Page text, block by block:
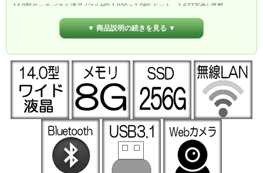
14.0型タッチパネル液晶 (フルHD 1,920 × 1,080 ドット、1,677万色) 搭載。
■ ワイヤレスLAN & LTE通信 ■
スでも高速なネット通信が可能です。
Bluetooth搭載ですのでマウスやヘッドホンなどの様々な対応機器がワイヤレスで
接続できます。
SIMスロットを装備していますので通信契約をする事で屋外でのLTE通信も可能で
す。
■ Windows 11 導入済み■
OSは Windows 11 Pro 64 bit 導入済み。届いてすぐにご使用いただけます。
■ オススメのポイント ■
液晶部が360度回転、ノートパソコンやタブレットなど使用環境に応じたモードで
の使用が可能です。
高速ストレージ、m.2SSD256GBを搭載していますので動作が快適です。
▼ 商品説明の続きを見る ▼